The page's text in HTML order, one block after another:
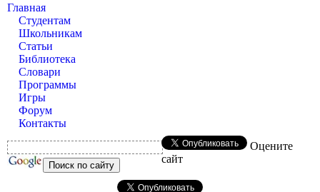
Главная
Студентам
Школьникам
Статьи
Библиотека
Словари
Программы
Игры
Форум
Контакты
Оцените
сайт